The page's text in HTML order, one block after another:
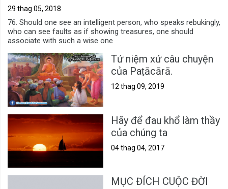
29 thag 05, 2018
76. Should one see an intelligent person, who speaks rebukingly,
who can see faults as if showing treasures, one should
associate with such a wise one
Tứ niệm xứ câu chuyện
của Paṭācārā.
12 thag 09, 2019
Hãy để đau khổ làm thầy
của chúng ta
04 thag 04, 2017
MỤC ĐÍCH CUỘC ĐỜI